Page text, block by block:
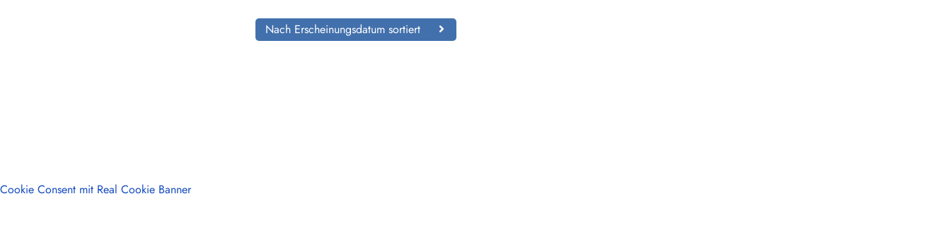
Nach Erscheinungsdatum sortiert
Cookie Consent mit Real Cookie Banner